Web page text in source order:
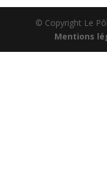
© Copyright Le
Mentions